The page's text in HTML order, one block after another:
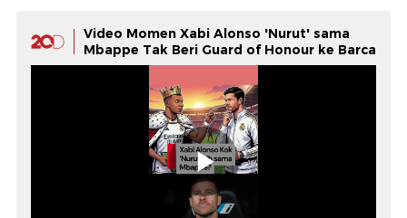
Video Momen Xabi Alonso 'Nurut' sama
Mbappe Tak Beri Guard of Honour ke Barca